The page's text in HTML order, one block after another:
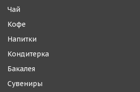
Чай
Кофе
Напитки
Кондитерка
Бакалея
Сувениры